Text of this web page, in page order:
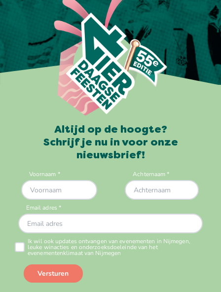
Altijd op de hoogte?
Schrijf je nu in voor onze
nieuwsbrief!